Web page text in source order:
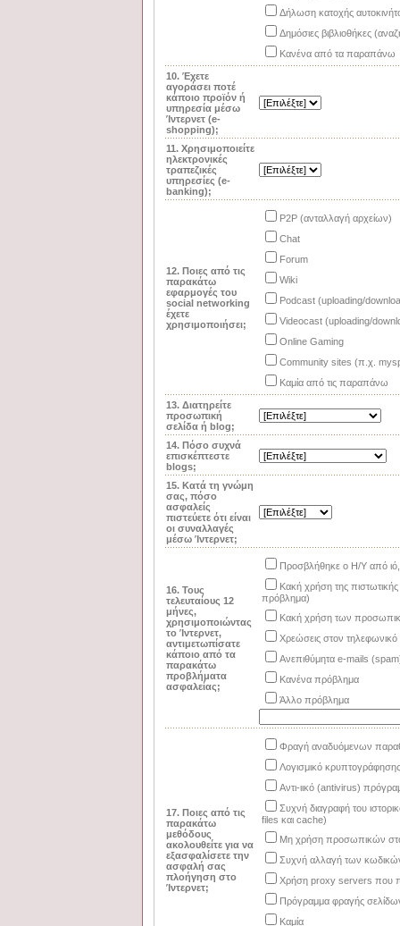
Δήλωση κατοχής
Δημόσιες βιβλιοθήκες
Κανένα από τα παραπάνω
10. Έχετε
αγοράσει ποτέ
κάποιο προϊόν ή
υπηρεσία μέσω
Ίντερνετ (e-
shopping);
11. Χρησιμοποιείτε
ηλεκτρονικές
τραπεζικές
υπηρεσίες (e-
banking);
12. Ποιες από τις
παρακάτω
εφαρμογές του
social networking
έχετε
χρησιμοποιήσει;
P2P (ανταλλαγή αρχείων)
Chat
Forum
Wiki
Podcast (uploading/
Videocast (uploading/
Online Gaming
Community sites (π.χ.
Καμία από τις παραπάνω
13. Διατηρείτε
προσωπική
σελίδα ή blog;
14. Πόσο συχνά
επισκέπτεστε
blogs;
15. Κατά τη γνώμη
σας, πόσο
ασφαλείς
πιστεύετε ότι είναι
οι συναλλαγές
μέσω Ίντερνετ;
16. Τους
τελευταίους 12
μήνες,
χρησιμοποιώντας
το Ίντερνετ,
αντιμετωπίσατε
κάποιο από τα
παρακάτω
προβλήματα
ασφαλείας;
Προσβλήθηκε ο Η/Υ από
Κακή χρήση της
πρόβλημα)
Κακή χρήση των
Χρεώσεις στον
Ανεπιθύμητα e-mails
Κανένα πρόβλημα
Άλλο πρόβλημα
17. Ποιες από τις
παρακάτω
μεθόδους
ακολουθείτε για να
εξασφαλίσετε την
ασφαλή σας
πλοήγηση στο
Ίντερνετ;
Φραγή αναδυόμενων
Λογισμικό κρυπτογράφησης
Αντι-ιικό (antivirus)
Συχνή διαγραφή του
files και cache)
Μη χρήση προσωπικών
Συχνή αλλαγή των
Χρήση proxy servers που
Πρόγραμμα φραγής
Καμία